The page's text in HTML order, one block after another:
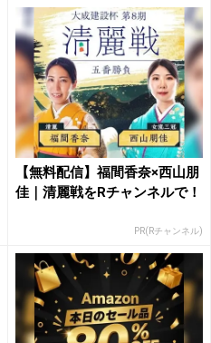
【無料配信】福間香奈×西山朋
佳｜清麗戦をRチャンネルで！
PR(Rチャンネル)